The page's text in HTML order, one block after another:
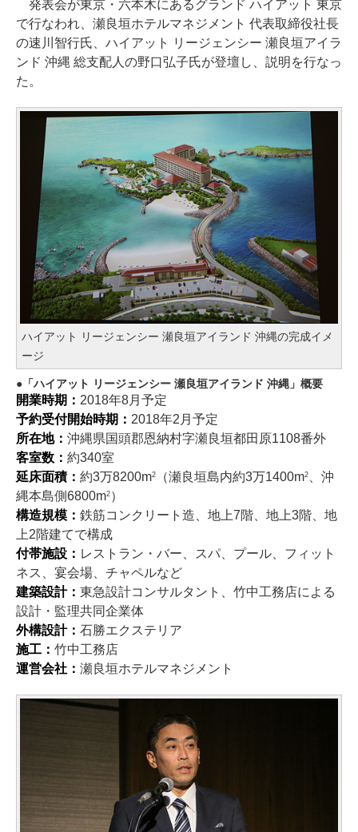
発表会が東京・六本木にあるグランド ハイアット 東京
で行なわれ、瀬良垣ホテルマネジメント 代表取締役社長
の速川智行氏、ハイアット リージェンシー 瀬良垣アイラ
ンド 沖縄 総支配人の野口弘子氏が登壇し、説明を行なっ
た。
ハイアット リージェンシー 瀬良垣アイランド 沖縄の完成イメ
ージ
「ハイアット リージェンシー 瀬良垣アイランド 沖縄」概要
開業時期： 2018年8月予定
予約受付開始時期： 2018年2月予定
所在地： 沖縄県国頭郡恩納村字瀬良垣都田原1108番外
客室数： 約340室
延床面積： 約3万8200m2（瀬良垣島内約3万1400m2、沖
縄本島側6800m2）
構造規模： 鉄筋コンクリート造、地上7階、地上3階、地
上2階建てで構成
付帯施設： レストラン・バー、スパ、プール、フィット
ネス、宴会場、チャペルなど
建築設計： 東急設計コンサルタント、竹中工務店による
設計・監理共同企業体
外構設計： 石勝エクステリア
施工： 竹中工務店
運営会社： 瀬良垣ホテルマネジメント